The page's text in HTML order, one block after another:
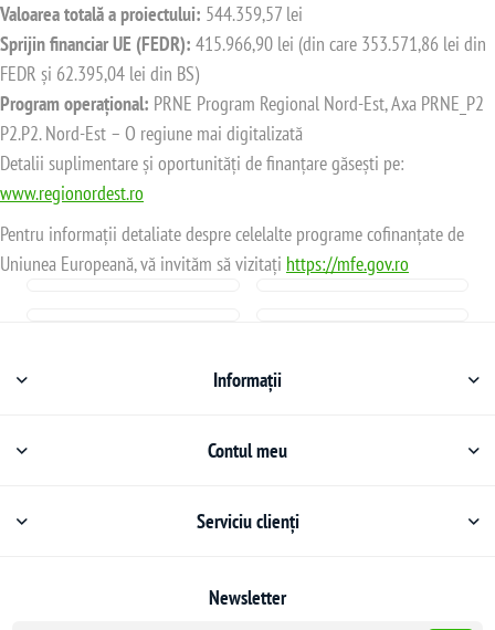
Valoarea totală a proiectului: 544.359,57 lei
Sprijin financiar UE (FEDR): 415.966,90 lei (din care 353.571,86 lei din
FEDR și 62.395,04 lei din BS)
Program operațional: PRNE Program Regional Nord-Est, Axa PRNE_P2
P2.P2. Nord-Est – O regiune mai digitalizată
Detalii suplimentare și oportunități de finanțare găsești pe:
www.regionordest.ro
Pentru informații detaliate despre celelalte programe cofinanțate de
Uniunea Europeană, vă invităm să vizitați https://mfe.gov.ro
Informații
Contul meu
Serviciu clienți
Newsletter